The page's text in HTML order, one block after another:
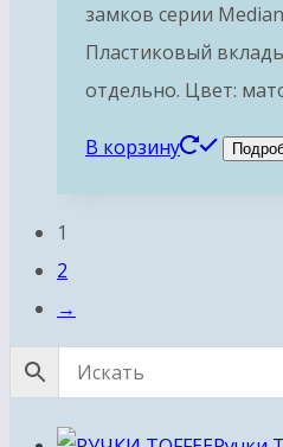
замков серии
Пластиковый
отдельно. Цвет:
В корзину
1
2
→